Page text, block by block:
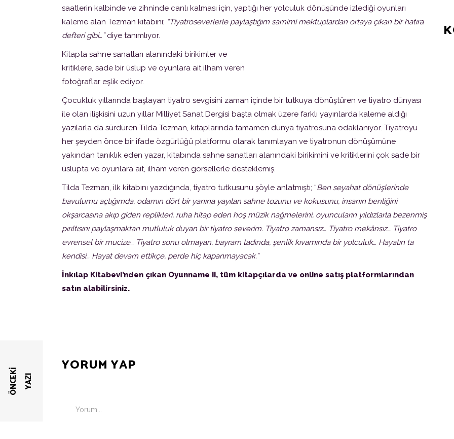
saatlerin kalbinde ve zihninde canlı kalması için, yaptığı her yolculuk dönüşünde izlediği oyunları
kaleme alan Tezman kitabını; “Tiyatroseverlerle paylaştığım samimi mektuplardan ortaya çıkan bir hatıra
defteri gibi…”diye tanımlıyor.
Kitapta sahne sanatları alanındaki birikimler ve
kritiklere, sade bir üslup ve oyunlara ait ilham veren
fotoğraflar eşlik ediyor.
Çocukluk yıllarında başlayan tiyatro sevgisini zaman içinde bir tutkuya dönüştüren ve tiyatro dünyası
ile olan ilişkisini uzun yıllar Milliyet Sanat Dergisi başta olmak üzere farklı yayınlarda kaleme aldığı
yazılarla da sürdüren Tilda Tezman, kitaplarında tamamen dünya tiyatrosuna odaklanıyor. Tiyatroyu
her şeyden önce bir ifade özgürlüğü platformu olarak tanımlayan ve tiyatronun dönüşümüne
yakından tanıklık eden yazar, kitabında sahne sanatları alanındaki birikimini ve kritiklerini çok sade bir
üslupta ve oyunlara ait, ilham veren görsellerle desteklemiş.
Tilda Tezman, ilk kitabını yazdığında, tiyatro tutkusunu şöyle anlatmıştı; “Ben seyahat dönüşlerinde
bavulumu açtığımda, odamın dört bir yanına yayılan sahne tozunu ve kokusunu, insanın benliğini
okşarcasına akıp giden replikleri, ruha hitap eden hoş müzik nağmelerini, oyuncuların yıldızlarla bezenmiş
pırıltısını paylaşmaktan mutluluk duyan bir tiyatro severim. Tiyatro zamansız… Tiyatro mekânsız… Tiyatro
evrensel bir mucize… Tiyatro sonu olmayan, bayram tadında, şenlik kıvamında bir yolculuk… Hayatın ta
kendisi… Hayat devam ettikçe, perde hiç kapanmayacak.”
İnkılap Kitabevi’nden çıkan Oyunname II, tüm kitapçılarda ve online satış platformlarından
satın alabilirsiniz.
Ö
N
C
E
K
I
Y
A
Z I
YORUM YAP